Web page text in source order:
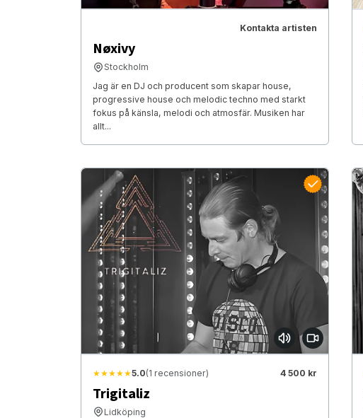
Kontakta artisten
Nøxivy
Stockholm
Jag är en DJ och producent som skapar house,
progressive house och melodic techno med starkt
fokus på känsla, melodi och atmosfär. Musiken har
allt...
★★★★★5.0(1 recensioner) 4 500 kr
Trigitaliz
Lidköping